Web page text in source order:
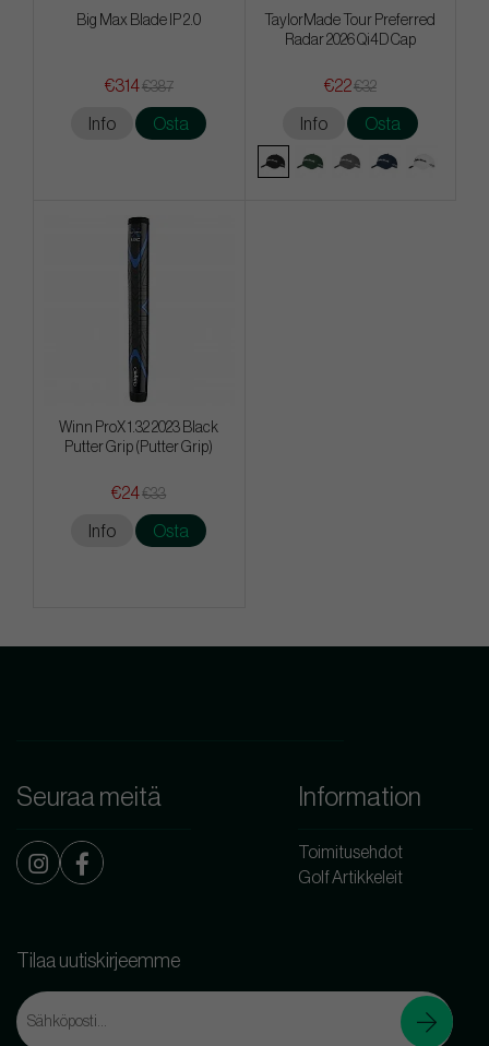
Big Max Blade IP 2.0
€314€387
Info Osta
TaylorMade Tour Preferred
Radar 2026 Qi4D Cap
€22€32
Info Osta
Winn ProX 1.32 2023 Black
Putter Grip (Putter Grip)
€24€33
Info Osta
Seuraa meitä Information
Toimitusehdot
Golf Artikkeleit
Tilaa uutiskirjeemme